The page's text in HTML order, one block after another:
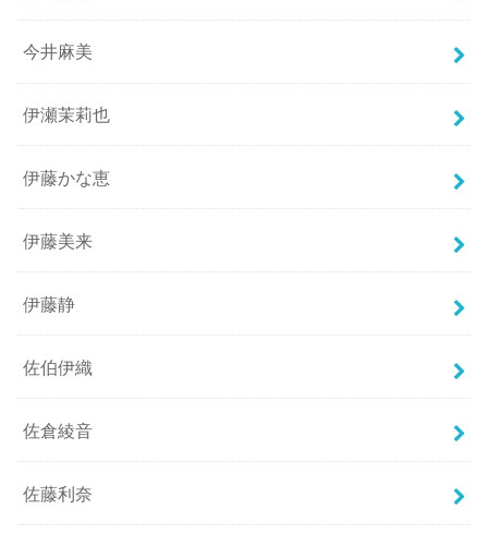
今井麻美
伊瀬茉莉也
伊藤かな恵
伊藤美来
伊藤静
佐伯伊織
佐倉綾音
佐藤利奈